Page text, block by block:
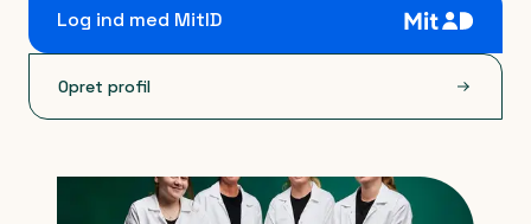
Log ind med MitID
Opret profil